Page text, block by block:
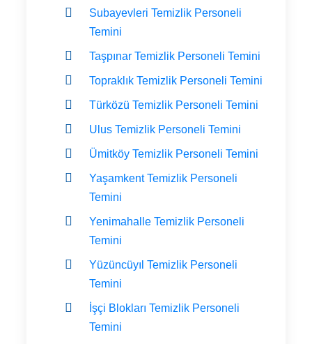
Subayevleri Temizlik Personeli
Temini
Taşpınar Temizlik Personeli Temini
Topraklık Temizlik Personeli Temini
Türközü Temizlik Personeli Temini
Ulus Temizlik Personeli Temini
Ümitköy Temizlik Personeli Temini
Yaşamkent Temizlik Personeli
Temini
Yenimahalle Temizlik Personeli
Temini
Yüzüncüyıl Temizlik Personeli
Temini
İşçi Blokları Temizlik Personeli
Temini